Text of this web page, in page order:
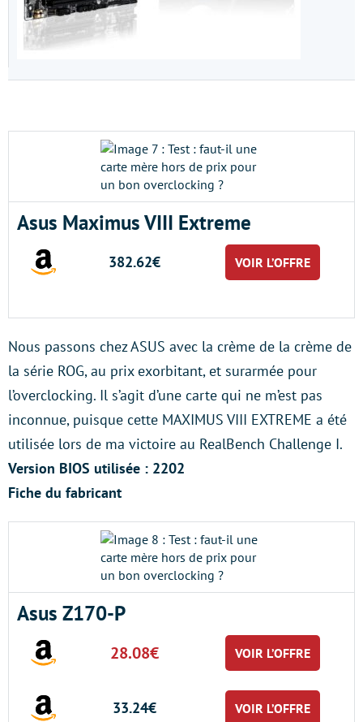
Asus Maximus VIII Extreme
382.62€ VOIR L’OFFRE
Nous passons chez ASUS avec la crème de la crème de
la série ROG, au prix exorbitant, et surarmée pour
l’overclocking. Il s’agit d’une carte qui ne m’est pas
inconnue, puisque cette MAXIMUS VIII EXTREME a été
utilisée lors de ma victoire au RealBench Challenge I.
Version BIOS utilisée : 2202
Fiche du fabricant
Asus Z170-P
28.08€ VOIR L’OFFRE
33.24€ VOIR L’OFFRE